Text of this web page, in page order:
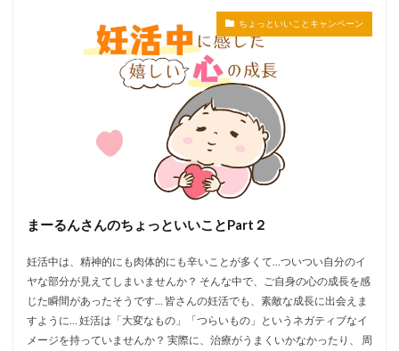
ちょっといいことキャンペーン
まーるんさんのちょっといいことPart２
妊活中は、精神的にも肉体的にも辛いことが多くて…ついつい自分のイ
ヤな部分が見えてしまいませんか？ そんな中で、ご自身の心の成長を感
じた瞬間があったそうです… 皆さんの妊活でも、素敵な成長に出会えま
すように… 妊活は「大変なもの」「つらいもの」というネガティブなイ
メージを持っていませんか？ 実際に、治療がうまくいかなかったり、 周